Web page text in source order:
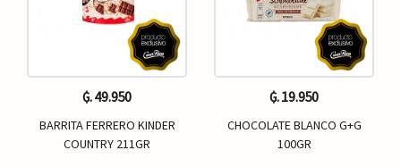
₲. 49.950
BARRITA FERRERO KINDER
COUNTRY 211GR
₲. 19.950
CHOCOLATE BLANCO G+G
100GR